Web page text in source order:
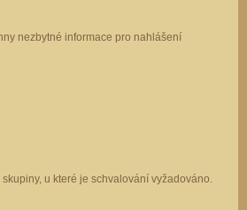
nezbytné informace pro nahlášení
u které je schvalování vyžadováno.